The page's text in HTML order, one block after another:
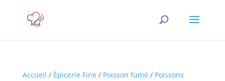
Accueil / Épicerie Fine/ Poisson fumé/ Poissons